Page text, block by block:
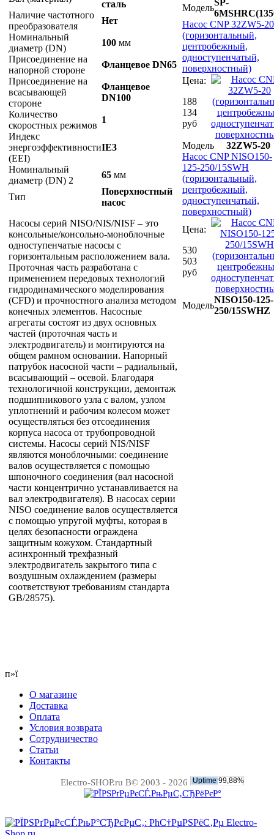
сталь
Наличие частотного
преобразователя
Нет
Номинальный
диаметр (DN)
100 мм
Присоединение на
напорной стороне
Фланцевое DN65
Присоединение на
всасывающей
стороне
Фланцевое
DN100
Количество
скоростных режимов
1
Индекс
энергоэффективности
(EEI)
IE3
Номинальный
диаметр (DN) 2
65 мм
Тип
Поверхностный
насос
Насосы серий NISO/NIS/NISF – это
консольные/консольно-моноблочные
одноступенчатые насосы с
горизонтальным расположением вала.
Проточная часть разработана с
применением передовых технологий
гидродинамического моделирования
(CFD) и прочностного анализа методом
конечных элементов. Насосные
агрегаты состоят из двух основных
частей (проточная часть и
электродвигатель) и монтируются на
общем рамном основании. Напорный
патрубок насосной части – радиальный,
всасывающий – осевой. Благодаря
технологичной конструкции, демонтаж
подшипникового узла с валом, узлом
уплотнений и рабочим колесом может
осуществляться без отсоединения
корпуса насоса от трубопроводной
системы. Насосы серий NIS/NISF
являются моноблочными: соединение
валов осуществляется с помощью
шпоночного соединения (вал насосной
части концентрично устанавливается на
вал электродвигателя). В насосах серии
NISO соединение валов осуществляется
с помощью упругой муфты, которая в
целях безопасности ограждена
защитным кожухом. Стандартный
асинхронный трехфазный
электродвигатель закрытого типа с
воздушным охлаждением (размеры
соответствуют требованиям стандарта
GB/28575).
Модель
Насос CNP 32ZW5-20
(горизонтальный,
центробежный,
одноступенчатый,
поверхностный)
Цена:
188
134
руб
Модель
32ZW5-20
Насос CNP NISO150-
125-250/15SWH
(горизонтальный,
центробежный,
одноступенчатый,
поверхностный)
Цена:
530
503
руб
Модель
NISO150-125-
250/15SWHZ
п»ї
О магазине
Доставка
Оплата
Условия возврата
Сотрудничество
Статьи
Контакты
Electro-SHOP.ru В© 2003 - 2026